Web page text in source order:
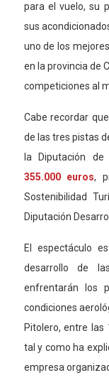
para el vuelo, su
sus
uno de los
en la provincia de
competiciones al
Cabe recordar
de las tres pistas
la Diputación
355.000 euros,
Sostenibilidad
Diputación
El espectáculo
desarrollo de
enfrentarán los
condiciones
Pitolero, entre las
tal y como ha
empresa